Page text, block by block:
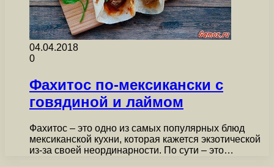
04.04.2018
0
Фахитос по-мексикански с
говядиной и лаймом
Фахитос – это одно из самых популярных блюд
мексиканской кухни, которая кажется экзотической
из-за своей неординарности. По сути – это…